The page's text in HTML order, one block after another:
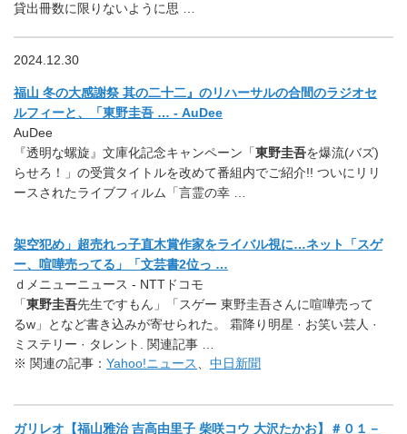
貸出冊数に限りないように思 …
2024.12.30
福山 冬の大感謝祭 其の二十二』のリハーサルの合間のラジオセ
ルフィーと、「東野圭吾 … - AuDee
AuDee
『透明な螺旋』文庫化記念キャンペーン「東野圭吾を爆流(バズ)
らせろ！」の受賞タイトルを改めて番組内でご紹介!! ついにリリ
ースされたライブフィルム「言霊の幸 …
架空犯め」超売れっ子直木賞作家をライバル視に…ネット「スゲ
ー、喧嘩売ってる」「文芸書2位っ …
ｄメニューニュース - NTTドコモ
「東野圭吾先生ですもん」「スゲー 東野圭吾さんに喧嘩売って
るw」となど書き込みが寄せられた。 霜降り明星 · お笑い芸人 ·
ミステリー · タレント. 関連記事 …
※ 関連の記事： Yahoo!ニュース 中日新聞
ガリレオ【福山雅治 吉高由里子 柴咲コウ 大沢たかお】＃０１－